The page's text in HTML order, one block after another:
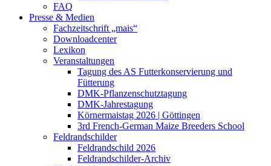
FAQ
Presse & Medien
Fachzeitschrift „mais“
Downloadcenter
Lexikon
Veranstaltungen
Tagung des AS Futterkonservierung und
Fütterung
DMK-Pflanzenschutztagung
DMK-Jahrestagung
Körnermaistag 2026 | Göttingen
3rd French-German Maize Breeders School
Feldrandschilder
Feldrandschild 2026
Feldrandschilder-Archiv